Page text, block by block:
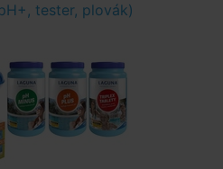
tester, plovák)